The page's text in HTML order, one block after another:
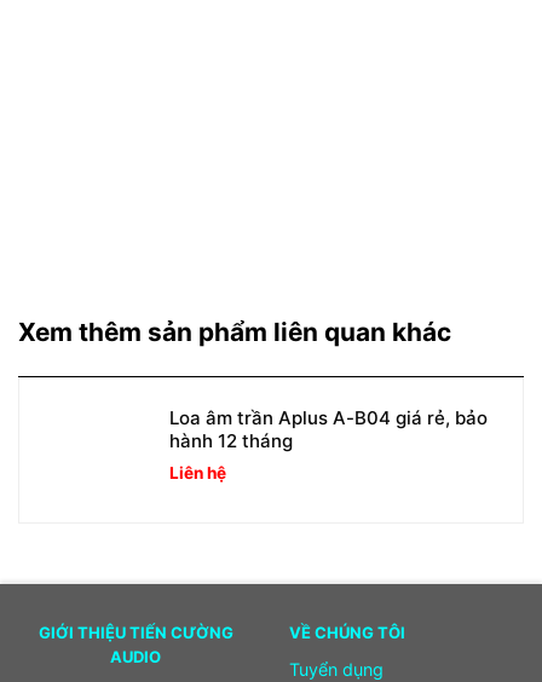
Xem thêm sản phẩm liên quan khác
Loa âm trần Aplus A-B04 giá rẻ, bảo
hành 12 tháng
Liên hệ
GIỚI THIỆU TIẾN CƯỜNG
AUDIO
VỀ CHÚNG TÔI
Tuyển dụng